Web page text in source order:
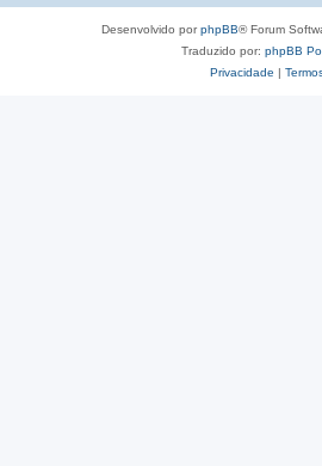
Desenvolvido porphpBB® Forum
Traduzido por: phpBB
Privacidade |